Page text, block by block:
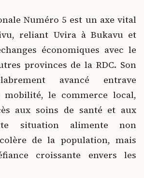
Numéro 5 est un axe vital
reliant Uvira à Bukavu et
économiques avec le
provinces de la RDC. Son
avancé entrave
le commerce local,
aux soins de santé et aux
situation alimente non
de la population, mais
croissante envers les